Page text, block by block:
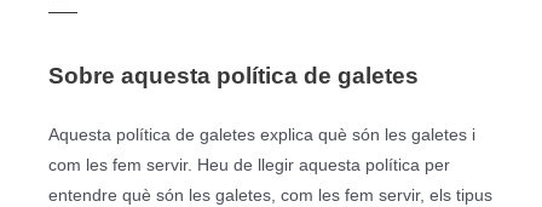
Sobre aquesta política de galetes
Aquesta política de galetes explica què són les galetes i
com les fem servir. Heu de llegir aquesta política per
entendre què són les galetes, com les fem servir, els tipus